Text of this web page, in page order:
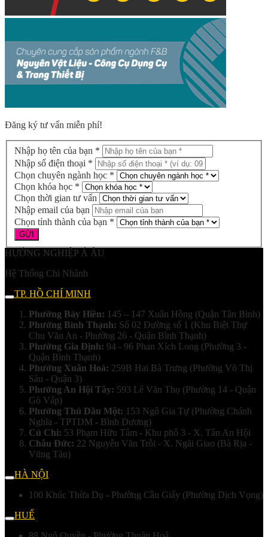
Đăng ký tư vấn miễn phí!
Nhập họ tên của bạn *
Nhập số điện thoại *
Chọn chuyên ngành học *
Chọn khóa học *
Chọn thời gian tư vấn
Nhập email của bạn
Chọn tỉnh thành của bạn *
HƯỚNG NGHIỆP Á ÂU
Hệ Thống Chi Nhánh
TP. HỒ CHÍ MINH
Phường Bảy Hiền: 145 – 147 Xuân Hồng (Quận Tân Bình)
Phường Bình Thạnh: Số 02 Đường số 1 (Khu Biệt Thự
Chu Văn An - Phường 26 - Quận Bình Thạnh)
Phường Gia Định: 94 - 96 Phan Xích Long (Phường 3 -
Quận Bình Thạnh)
Phường Xuân Hoà: 259B Hai Bà Trưng (Phường Võ Thị
Sáu - Quận 3)
Phường An Hội Tây: 593 Lê Văn Thọ (Phường 14 - Quận
Gò Vấp)
Phường Thủ Dầu Một: 153 Ngô Gia Tự (Phường Chánh
Nghĩa - TPTDM - Bình Dương)
Củ Chi: 53 Phạm Hữu Tâm - Khu phố 3 - X. Tân An Hội
Châu Đức: 22 Nguyễn Văn Trỗi - X. Ngãi Giao (Bà Rịa -
Vũng Tàu)
HÀ NỘI
100 Khúc Thừa Dụ - Phường Cầu Giấy (Phường Dịch Vọng)
HUẾ